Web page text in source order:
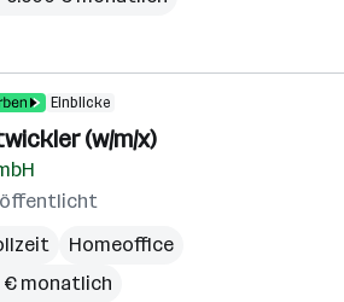
Einblicke
(w/m/x)
Homeoffice
€ monatlich